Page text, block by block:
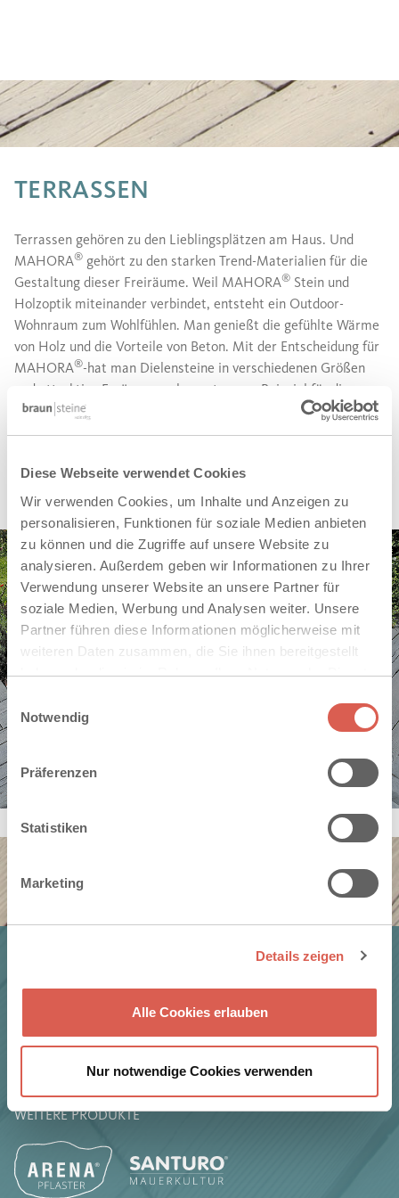
Diese Webseite verwendet Cookies
Wir verwenden Cookies, um Inhalte und Anzeigen zu
personalisieren, Funktionen für soziale Medien anbieten
zu können und die Zugriffe auf unsere Website zu
analysieren. Außerdem geben wir Informationen zu Ihrer
Verwendung unserer Website an unsere Partner für
soziale Medien, Werbung und Analysen weiter. Unsere
Partner führen diese Informationen möglicherweise mit
weiteren Daten zusammen, die Sie ihnen bereitgestellt
haben oder die sie im Rahmen Ihrer Nutzung der Dienste
Cookies, wenn Sie unsere Webseite weiterhin nutzen.
Einwilligungsauswahl
Notwendig
Präferenzen
Statistiken
Marketing
Details zeigen
Alle Cookies erlauben
Nur notwendige Cookies verwenden
TERRASSEN
Terrassen gehören zu den Lieblingsplätzen am Haus. Und
MAHORA® gehört zu den starken Trend-Materialien für die
Gestaltung dieser Freiräume. Weil MAHORA® Stein und
Holzoptik miteinander verbindet, entsteht ein Outdoor-
Wohnraum zum Wohlfühlen. Man genießt die gefühlte Wärme
von Holz und die Vorteile von Beton. Mit der Entscheidung für
MAHORA®-hat man Dielensteine in verschiedenen Größen
und attraktive Ergänzungselemente, zum Beispiel für die
Einfassung, zur Auswahl. Man entscheidet sich zudem für die
nachhaltige Lösung: für Ästhetik, die sehr lange schön bleibt
Holz witterungsbeständig und leicht zu pflegen.
CHARAKTER
LIEFERPARTNER
WEITERE PRODUKTE